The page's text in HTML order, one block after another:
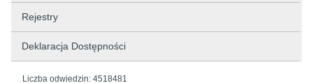
Rejestry
Deklaracja Dostępności
Liczba odwiedzin: 4518481